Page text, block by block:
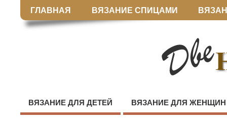
ГЛАВНАЯ ВЯЗАНИЕ СПИЦАМИ
ВЯЗАНИЕ ДЛЯ ДЕТЕЙ ВЯЗАНИЕ ДЛЯ ЖЕНЩИН